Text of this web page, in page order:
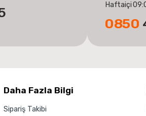
Haftaiçi
0850
Daha Fazla Bilgi
Sipariş Takibi